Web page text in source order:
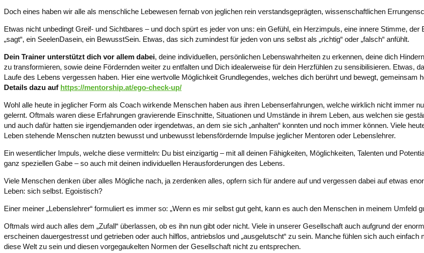
Doch eines haben wir alle als menschliche Lebewesen fernab von jeglichen rein verstandsgeprägten, wissenschaftlichen
Etwas nicht unbedingt Greif- und Sichtbares – und doch spürt es jeder von uns: ein Gefühl, ein Herzimpuls, eine innere Stimme, der
„sagt“, ein SeelenDasein, ein BewusstSein. Etwas, das sich zumindest für jeden von uns selbst als „richtig“ oder „falsch“ anfühlt.
Dein Trainer unterstützt dich vor allem dabei, deine individuellen, persönlichen Lebenswahrheiten zu erkennen, deine dich
zu transformieren, sowie deine Fördernden weiter zu entfalten und Dich idealerweise für dein Herzfühlen zu sensibilisieren. Etwas,
Laufe des Lebens vergessen haben. Hier eine wertvolle Möglichkeit Grundlegendes, welches dich berührt und bewegt, gemeinsam
Details dazu auf https://mentorship.at/ego-check-up/
Wohl alle heute in jeglicher Form als Coach wirkende Menschen haben aus ihren Lebenserfahrungen, welche wirklich nicht immer
gelernt. Oftmals waren diese Erfahrungen gravierende Einschnitte, Situationen und Umstände in ihrem Leben, aus welchen sie
und auch dafür hatten sie irgendjemanden oder irgendetwas, an dem sie sich „anhalten“ konnten und noch immer können. Viele
Leben stehende Menschen nutzten bewusst und unbewusst lebensfördernde Impulse jeglicher Mentoren oder Lebenslehrer.
Ein wesentlicher Impuls, welche diese vermitteln: Du bist einzigartig – mit all deinen Fähigkeiten, Möglichkeiten, Talenten und
ganz speziellen Gabe – so auch mit deinen individuellen Herausforderungen des Lebens.
Viele Menschen denken über alles Mögliche nach, ja zerdenken alles, opfern sich für andere auf und vergessen dabei auf etwas
Leben: sich selbst. Egoistisch?
Einer meiner „Lebenslehrer“ formuliert es immer so: „Wenn es mir selbst gut geht, kann es auch den Menschen in meinem Umfeld
Oftmals wird auch alles dem „Zufall“ überlassen, ob es ihn nun gibt oder nicht. Viele in unserer Gesellschaft auch aufgrund der
erscheinen dauergestresst und getrieben oder auch hilflos, antriebslos und „ausgelutscht“ zu sein. Manche fühlen sich auch einfach
diese Welt zu sein und diesen vorgegaukelten Normen der Gesellschaft nicht zu entsprechen.